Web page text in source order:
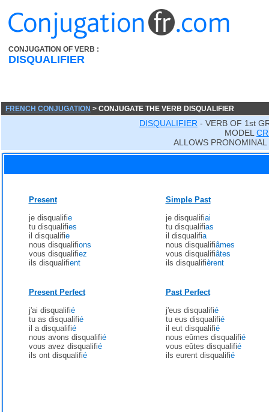
CONJUGATION OF VERB :
DISQUALIFIER
FRENCH CONJUGATION > CONJUGATE THE VERB DISQUALIFIER
DISQUALIFIER - VERB OF 1st
MODEL
ALLOWS
Present
je disqualifie
tu disqualifies
il disqualifie
nous disqualifions
vous disqualifiez
ils disqualifient
Simple Past
je disqualifiai
tu disqualifias
il disqualifia
nous disqualifiâmes
vous disqualifiâtes
ils disqualifièrent
Present Perfect
j'ai disqualifié
tu as disqualifié
il a disqualifié
nous avons disqualifié
vous avez disqualifié
ils ont disqualifié
Past Perfect
j'eus disqualifié
tu eus disqualifié
il eut disqualifié
nous eûmes disqualifié
vous eûtes disqualifié
ils eurent disqualifié